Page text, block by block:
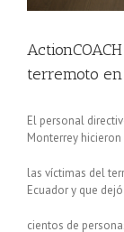
terremoto en
El personal
Monterrey
las víctimas del
Ecuador y que
cientos de